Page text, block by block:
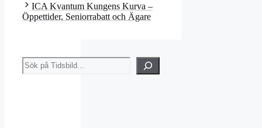
ICA Kvantum Kungens Kurva –
Öppettider, Seniorrabatt och Ägare
Sök